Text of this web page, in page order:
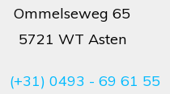
Ommelseweg 65
5721 WT Asten
(+31) 0493 - 69 61 55